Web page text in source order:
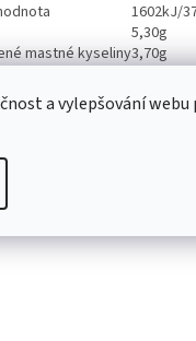
a vylepšování webu
1602kJ/
5,30g
mastné kyseliny3,70g
17,00g
3,40g